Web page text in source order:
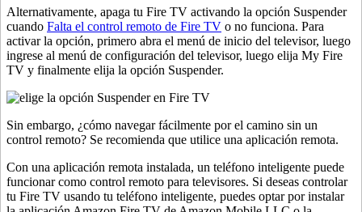
Alternativamente, apaga tu Fire TV activando la opción Suspender
cuando Falta el control remoto de Fire TV o no funciona. Para
activar la opción, primero abra el menú de inicio del televisor, luego
ingrese al menú de configuración del televisor, luego elija My Fire
TV y finalmente elija la opción Suspender.
Sin embargo, ¿cómo navegar fácilmente por el camino sin un
control remoto? Se recomienda que utilice una aplicación remota.
Con una aplicación remota instalada, un teléfono inteligente puede
funcionar como control remoto para televisores. Si deseas controlar
tu Fire TV usando tu teléfono inteligente, puedes optar por instalar